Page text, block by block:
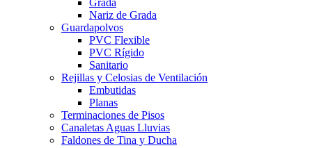
Grada
Nariz de Grada
Guardapolvos
PVC Flexible
PVC Rígido
Sanitario
Rejillas y Celosias de Ventilación
Embutidas
Planas
Terminaciones de Pisos
Canaletas Aguas Lluvias
Faldones de Tina y Ducha